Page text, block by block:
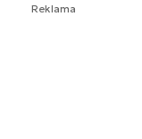
Reklama